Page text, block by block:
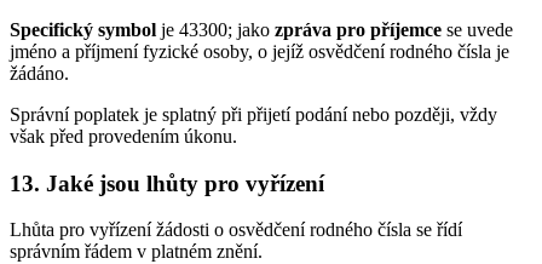
Specifický symbol je 43300; jako zpráva pro příjemce se uvede
jméno a příjmení fyzické osoby, o jejíž osvědčení rodného čísla je
žádáno.
Správní poplatek je splatný při přijetí podání nebo později, vždy
však před provedením úkonu.
13. Jaké jsou lhůty pro vyřízení
Lhůta pro vyřízení žádosti o osvědčení rodného čísla se řídí
správním řádem v platném znění.